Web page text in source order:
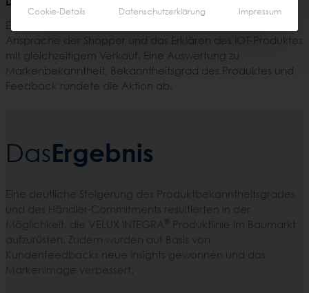
Eigens geschulte Promoter von STEIN übernahmen die
Ansprache der Shopper und das Erklären des IOT-Produktes
mit gleichzeitigem Verkauf. Eine Auswertung zu
Markenbekanntheit, Bekanntheitsgrad des Produktes und
Feedback rundete die Aktion ab.
DasErgebnis
Eine deutliche Steigerung des Produktbekanntheitsgrades
und des Händler-Commitments resultierten in der
Möglichkeit, die VELUX INTEGRA ®
Produktlinie im Baumarkt
aufzurüsten. Zudem wurden auf Basis von
Kundenfeedbacks neue Insights gewonnen und das
Markenimage verbessert.
Cookie-Details Datenschutzerklärung Impressum